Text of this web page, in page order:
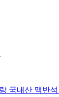
국내산 맥반